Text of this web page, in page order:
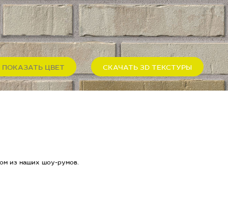
ПОКАЗАТЬ ЦВЕТ СКАЧАТЬ 3D ТЕКСТУРЫ
из наших шоу-румов.